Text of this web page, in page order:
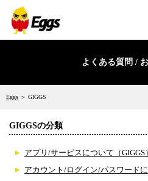
よくある質問 /
Eggs ＞ GIGGS
GIGGSの分類
アプリ/サービスについて（GIGGS）
アカウント/ログイン/パスワードに